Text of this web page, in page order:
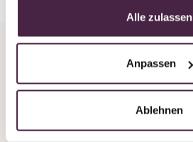
Alle zulassen
Anpassen
Ablehnen
Services